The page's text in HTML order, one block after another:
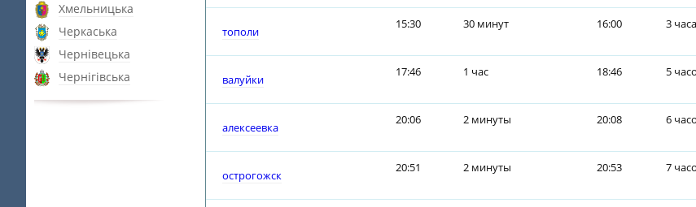
Хмельницька
Черкаська
Чернівецька
Чернігівська
тополи
15:30 30 минут 16:00 3
валуйки
17:46 1 час 18:46 5
алексеевка
20:06 2 минуты 20:08 6
острогожск
20:51 2 минуты 20:53 7